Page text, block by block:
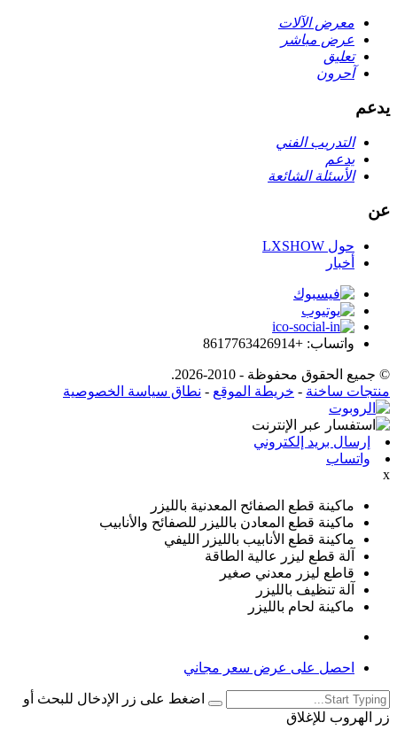
معرض الآلات
عرض مباشر
تعليق
آحرون
يدعم
التدريب الفني
يدعم
الأسئلة الشائعة
عن
حول LXSHOW
أخبار
واتساب: +8617763426914
© جميع الحقوق محفوظة - 2010-2026.
منتجات ساخنة - خريطة الموقع - نطاق سياسة الخصوصية
إرسال بريد إلكتروني
واتساب
x
ماكينة قطع الصفائح المعدنية بالليزر
ماكينة قطع المعادن بالليزر للصفائح والأنابيب
ماكينة قطع الأنابيب بالليزر الليفي
آلة قطع ليزر عالية الطاقة
قاطع ليزر معدني صغير
آلة تنظيف بالليزر
ماكينة لحام بالليزر
احصل على عرض سعر مجاني
اضغط على زر الإدخال للبحث أو
زر الهروب للإغلاق